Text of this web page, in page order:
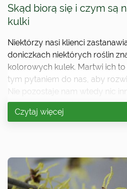
Skąd biorą się i czym są
kulki
Niektórzy nasi klienci
doniczkach niektórych roślin
kolorowych kulek. Martwi ich
tym pytaniem do nas, aby
Nie pozostaje nam wtedy nic
twarzy uspokoić ich, że owe
granulowanym nawozem,
Czytaj więcej